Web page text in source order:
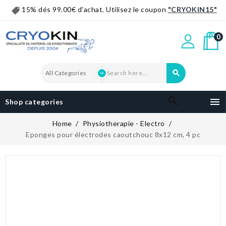
15% dés 99.00€ d'achat. Utilisez le coupon "CRYOKIN15"
0

Shop categories 
Home
Physiotherapie - Electro
Eponges pour électrodes caoutchouc 8x12 cm, 4 pc